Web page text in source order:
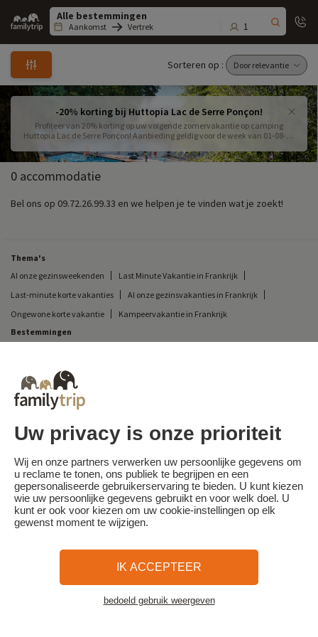
Family
trip
Aankomst Vertrek 1
Sorteren op :
-20% korting bij Huttopia Lac de Serre Ponçon!
Profiteer van 20% korting op uw volgende zomervakantie op camping
Huttopia Lac de Serre Ponçon! Aanbieding geldig voor de week van 01-08-26
0 accommodatie
Bekijk de kaart
Bel ons op 09.72.26.99.33 en we helpen je te vinden wat je zoekt!
Thema's
Al onze gezinsweekenden
Last Minute Vakantie in Frankrijk
Last-minute korte vakanties
Al onze gezinsvakanties in Frankrijk
Ongewone korte vakantie
Kampeervakantie in Frankrijk
Bestemmingen
Familytrip © 2026 Familytrip
Wie zijn wij?
Algemene voorwaarden en privacybeleid
Wat de pers over ons te zeggen heeft
Partners FAQ Blog
Beveiligde betaling Réalisé par Sooyoos
Heb je hulp nodig? 09 72 26 99 33
Uw privacy is onze prioriteit
Wij en onze partners verwerken uw persoonlijke gegevens om
u reclame te tonen, ons publiek te begrijpen en een
gepersonaliseerde gebruikerservaring te bieden. U kunt kiezen
wie uw persoonlijke gegevens gebruikt en voor welk doel. U
kunt er ook voor kiezen om uw cookie-instellingen op elk
gewenst moment te wijzigen.
IK ACCEPTEER
bedoeld gebruik weergeven